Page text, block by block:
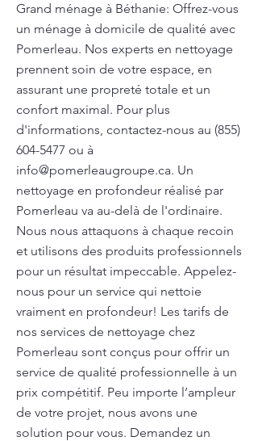
Grand ménage à Béthanie: Offrez-vous
un ménage à domicile de qualité avec
Pomerleau. Nos experts en nettoyage
prennent soin de votre espace, en
assurant une propreté totale et un
confort maximal. Pour plus
d'informations, contactez-nous au (855)
604-5477 ou à
info@pomerleaugroupe.ca. Un
nettoyage en profondeur réalisé par
Pomerleau va au-delà de l'ordinaire.
Nous nous attaquons à chaque recoin
et utilisons des produits professionnels
pour un résultat impeccable. Appelez-
nous pour un service qui nettoie
vraiment en profondeur! Les tarifs de
nos services de nettoyage chez
Pomerleau sont conçus pour offrir un
service de qualité professionnelle à un
prix compétitif. Peu importe l’ampleur
de votre projet, nous avons une
solution pour vous. Demandez un